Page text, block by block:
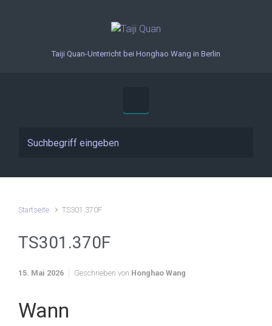
Taiji Quan-Unterricht bei Honghao Wang in Berlin
Startseite TS301.370F
TS301.370F
15. Mai 2026 Geschrieben von Honghao Wang
Wann